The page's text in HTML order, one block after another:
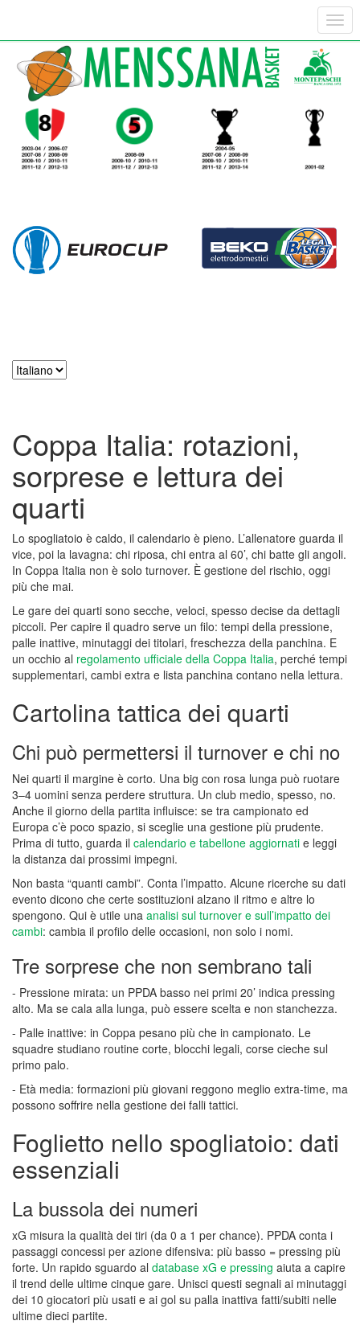
Coppa Italia: rotazioni,
sorprese e lettura dei
quarti
Lo spogliatoio è caldo, il calendario è pieno. L’allenatore guarda il
vice, poi la lavagna: chi riposa, chi entra al 60’, chi batte gli angoli.
In Coppa Italia non è solo turnover. È gestione del rischio, oggi
più che mai.
Le gare dei quarti sono secche, veloci, spesso decise da dettagli
piccoli. Per capire il quadro serve un filo: tempi della pressione,
palle inattive, minutaggi dei titolari, freschezza della panchina. E
un occhio al regolamento ufficiale della Coppa Italia, perché tempi
supplementari, cambi extra e lista panchina contano nella lettura.
Cartolina tattica dei quarti
Chi può permettersi il turnover e chi no
Nei quarti il margine è corto. Una big con rosa lunga può ruotare
3–4 uomini senza perdere struttura. Un club medio, spesso, no.
Anche il giorno della partita influisce: se tra campionato ed
Europa c’è poco spazio, si sceglie una gestione più prudente.
Prima di tutto, guarda il calendario e tabellone aggiornati e leggi
la distanza dai prossimi impegni.
Non basta “quanti cambi”. Conta l’impatto. Alcune ricerche su dati
evento dicono che certe sostituzioni alzano il ritmo e altre lo
spengono. Qui è utile una analisi sul turnover e sull’impatto dei
cambi: cambia il profilo delle occasioni, non solo i nomi.
Tre sorprese che non sembrano tali
- Pressione mirata: un PPDA basso nei primi 20’ indica pressing
alto. Ma se cala alla lunga, può essere scelta e non stanchezza.
- Palle inattive: in Coppa pesano più che in campionato. Le
squadre studiano routine corte, blocchi legali, corse cieche sul
primo palo.
- Età media: formazioni più giovani reggono meglio extra-time, ma
possono soffrire nella gestione dei falli tattici.
Foglietto nello spogliatoio: dati
essenziali
La bussola dei numeri
xG misura la qualità dei tiri (da 0 a 1 per chance). PPDA conta i
passaggi concessi per azione difensiva: più basso = pressing più
forte. Un rapido sguardo al database xG e pressing aiuta a capire
il trend delle ultime cinque gare. Unisci questi segnali ai minutaggi
dei 10 giocatori più usati e ai gol su palla inattiva fatti/subiti nelle
ultime dieci partite.